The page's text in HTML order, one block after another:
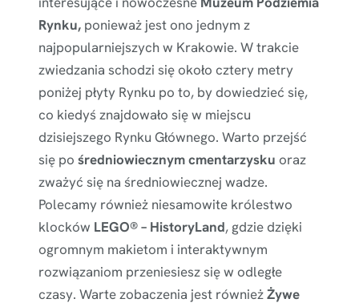
Rynku, ponieważ jest ono jednym z
najpopularniejszych w Krakowie. W trakcie
zwiedzania schodzi się około cztery metry
poniżej płyty Rynku po to, by dowiedzieć się,
co kiedyś znajdowało się w miejscu
dzisiejszego Rynku Głównego. Warto przejść
się po średniowiecznym cmentarzysku oraz
zważyć się na średniowiecznej wadze.
Polecamy również niesamowite królestwo
klocków LEGO® – HistoryLand, gdzie dzięki
ogromnym makietom i interaktywnym
rozwiązaniom przeniesiesz się w odległe
czasy. Warte zobaczenia jest równieżŻywe